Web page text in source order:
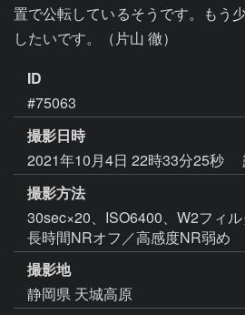
置で公転しているそうです。もう
したいです。（片山 徹）
ID
#75063
撮影日時
2021年10月4日 22時33分25秒
撮影方法
30sec×20、ISO6400、W2フィル
長時間NRオフ／高感度NR弱め
撮影地
静岡県 天城高原